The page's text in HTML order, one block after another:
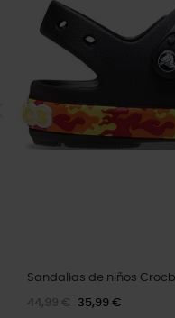
Sandalias de niños
44,99 € 35,99 €